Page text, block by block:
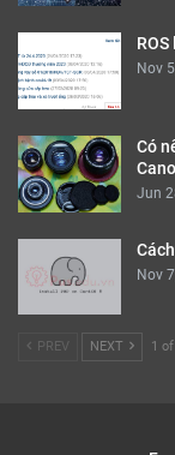
Nov
Có
Jun
Nov
PREV NEXT 1